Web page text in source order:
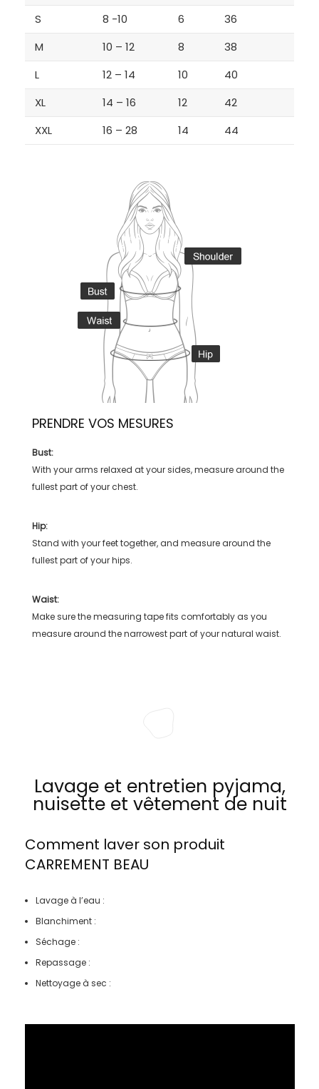
S
8 -10 6
36
M
10 – 12 8
38
L
12 – 14 10
40
XL
14 – 16 12
42
XXL
16 – 28 14 44
PRENDRE VOS MESURES
Bust:
With your arms relaxed at your sides, measure around the
fullest part of your chest.
Hip:
Stand with your feet together, and measure around the
fullest part of your hips.
Waist:
Make sure the measuring tape fits comfortably as you
measure around the narrowest part of your natural waist.
Lavage et entretien pyjama,
nuisette et vêtement de nuit
Comment laver son produit
CARREMENT BEAU
Lavage à l’eau :
Blanchiment :
Séchage :
Repassage :
Nettoyage à sec :